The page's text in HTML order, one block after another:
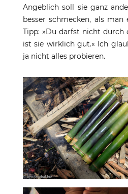
Angeblich soll sie ganz
besser schmecken, als
Tipp: »Du darfst nicht durch
ist sie wirklich gut.« Ich
ja nicht alles probieren.